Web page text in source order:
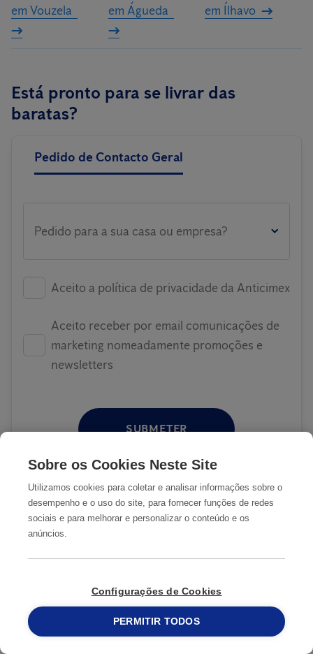
em Vouzela
em Águeda
em Ílhavo
Está pronto para se livrar das
baratas?
Pedido de Contacto Geral
Pedido para a sua casa ou empresa?
Aceito a política de privacidade da Anticimex
Aceito receber por email comunicações de
marketing nomeadamente promoções e
newsletters
SUBMETER
COMO ATUAMOS
1
2 Tomamos medidas 215 913 019
Sobre os Cookies Neste Site
Utilizamos cookies para coletar e analisar informações sobre o
desempenho e o uso do site, para fornecer funções de redes
sociais e para melhorar e personalizar o conteúdo e os
anúncios.
Configurações de Cookies
PERMITIR TODOS